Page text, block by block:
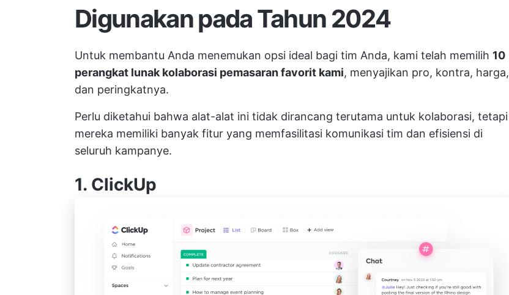
Digunakan pada Tahun 2024
Untuk membantu Anda menemukan opsi ideal bagi tim Anda, kami telah memilih 10
perangkat lunak kolaborasi pemasaran favorit kami, menyajikan pro, kontra, harga,
dan peringkatnya.
Perlu diketahui bahwa alat-alat ini tidak dirancang terutama untuk kolaborasi, tetapi
mereka memiliki banyak fitur yang memfasilitasi komunikasi tim dan efisiensi di
seluruh kampanye.
1. ClickUp